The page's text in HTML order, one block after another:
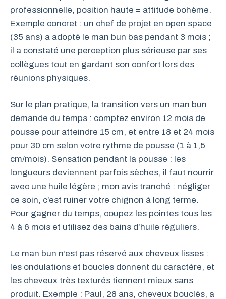
professionnelle, position haute = attitude bohème.
Exemple concret : un chef de projet en open space
(35 ans) a adopté le man bun bas pendant 3 mois ;
il a constaté une perception plus sérieuse par ses
collègues tout en gardant son confort lors des
réunions physiques.
Sur le plan pratique, la transition vers un man bun
demande du temps : comptez environ 12 mois de
pousse pour atteindre 15 cm, et entre 18 et 24 mois
pour 30 cm selon votre rythme de pousse (1 à 1,5
cm/mois). Sensation pendant la pousse : les
longueurs deviennent parfois sèches, il faut nourrir
avec une huile légère ; mon avis tranché : négliger
ce soin, c’est ruiner votre chignon à long terme.
Pour gagner du temps, coupez les pointes tous les
4 à 6 mois et utilisez des bains d’huile réguliers.
Le man bun n’est pas réservé aux cheveux lisses :
les ondulations et boucles donnent du caractère, et
les cheveux très texturés tiennent mieux sans
produit. Exemple : Paul, 28 ans, cheveux bouclés, a